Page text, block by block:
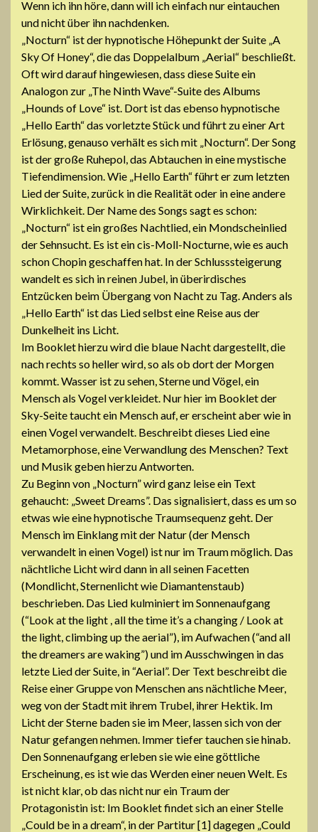
Wenn ich ihn höre, dann will ich einfach nur eintauchen
und nicht über ihn nachdenken.
„Nocturn“ ist der hypnotische Höhepunkt der Suite „A
Sky Of Honey“, die das Doppelalbum „Aerial“ beschließt.
Oft wird darauf hingewiesen, dass diese Suite ein
Analogon zur „The Ninth Wave“-Suite des Albums
„Hounds of Love“ ist. Dort ist das ebenso hypnotische
„Hello Earth“ das vorletzte Stück und führt zu einer Art
Erlösung, genauso verhält es sich mit „Nocturn“. Der Song
ist der große Ruhepol, das Abtauchen in eine mystische
Tiefendimension. Wie „Hello Earth“ führt er zum letzten
Lied der Suite, zurück in die Realität oder in eine andere
Wirklichkeit. Der Name des Songs sagt es schon:
„Nocturn“ ist ein großes Nachtlied, ein Mondscheinlied
der Sehnsucht. Es ist ein cis-Moll-Nocturne, wie es auch
schon Chopin geschaffen hat. In der Schlusssteigerung
wandelt es sich in reinen Jubel, in überirdisches
Entzücken beim Übergang von Nacht zu Tag. Anders als
„Hello Earth“ ist das Lied selbst eine Reise aus der
Dunkelheit ins Licht.
Im Booklet hierzu wird die blaue Nacht dargestellt, die
nach rechts so heller wird, so als ob dort der Morgen
kommt. Wasser ist zu sehen, Sterne und Vögel, ein
Mensch als Vogel verkleidet. Nur hier im Booklet der
Sky-Seite taucht ein Mensch auf, er erscheint aber wie in
einen Vogel verwandelt. Beschreibt dieses Lied eine
Metamorphose, eine Verwandlung des Menschen? Text
und Musik geben hierzu Antworten.
Zu Beginn von „Nocturn” wird ganz leise ein Text
gehaucht: „Sweet Dreams”. Das signalisiert, dass es um so
etwas wie eine hypnotische Traumsequenz geht. Der
Mensch im Einklang mit der Natur (der Mensch
verwandelt in einen Vogel) ist nur im Traum möglich. Das
nächtliche Licht wird dann in all seinen Facetten
(Mondlicht, Sternenlicht wie Diamantenstaub)
beschrieben. Das Lied kulminiert im Sonnenaufgang
(“Look at the light , all the time it’s a changing / Look at
the light, climbing up the aerial”), im Aufwachen (“and all
the dreamers are waking”) und im Ausschwingen in das
letzte Lied der Suite, in “Aerial”. Der Text beschreibt die
Reise einer Gruppe von Menschen ans nächtliche Meer,
weg von der Stadt mit ihrem Trubel, ihrer Hektik. Im
Licht der Sterne baden sie im Meer, lassen sich von der
Natur gefangen nehmen. Immer tiefer tauchen sie hinab.
Den Sonnenaufgang erleben sie wie eine göttliche
Erscheinung, es ist wie das Werden einer neuen Welt. Es
ist nicht klar, ob das nicht nur ein Traum der
Protagonistin ist: Im Booklet findet sich an einer Stelle
„Could be in a dream“, in der Partitur [1] dagegen „Could